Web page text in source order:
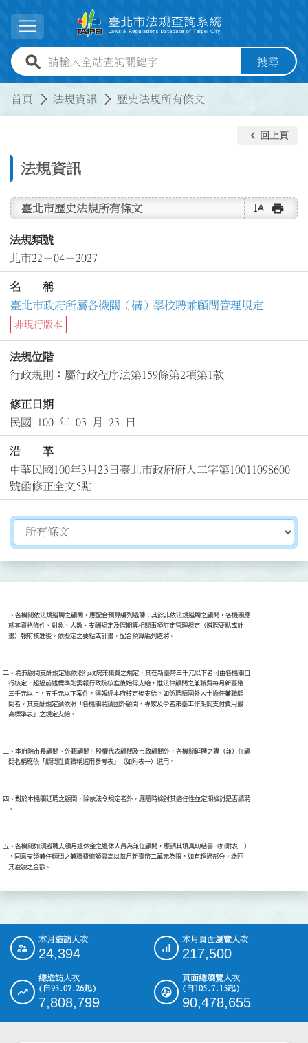
展開選單
全站查詢關鍵字欄位 搜尋
首頁 法規資訊 歷史法規所有條文
法規資訊
keyboard_arrow_left 回上頁
臺北市歷史法規所有條文 text_rotate_vertical print
法規類號
北市22－04－2027
名 稱
臺北市政府所屬各機關（構）學校聘兼顧問管理規定
非現行版本
法規位階
行政規則：屬行政程序法第159條第2項第1款
修正日期
民國 100 年 03 月 23 日
沿 革
中華民國100年3月23日臺北市政府府人二字第10011098600
號函修正全文5點
切換選擇法規資訊內容
一、各機關依法規遴聘之顧問，應配合預算編列遴聘；其餘非依法規遴聘之顧問，各機關應
    就其資格條件、對象、人數、支酬規定及聘期等相關事項訂定管理規定（遴聘要點或計
二、聘兼顧問支酬規定應依照行政院兼職費之規定，其在新臺幣三千元以下者可由各機關自
    行核定，超過前述標準則需報行政院核准後始得支給，惟法律顧問之兼職費每月新臺幣
    三千元以上，五千元以下案件，得報經本府核定後支給。如係聘請國外人士擔任兼職顧
    問者，其支酬規定請依照「各機關聘請國外顧問、專家及學者來臺工作期間支付費用最
三、本府除市長顧問、外籍顧問、股權代表顧問及市政顧問外，各機關延聘之專（兼）任顧
四、對於本機關延聘之顧問，除依法令規定者外，應隨時檢討其適任性並定期檢討是否續聘
五、各機關如須遴聘支領月退休金之退休人員為兼任顧問，應請其填具切結書（如附表二）
    ，同意支領兼任顧問之兼職費總額最高以每月新臺幣二萬元為限，如有超過部分，繳回
::: 本月造訪人次
24,394
本月頁面瀏覽人次
217,500
總造訪人次
(自93.07.26起)
7,808,799
頁面總瀏覽人次
(自105.7.15起)
90,478,655